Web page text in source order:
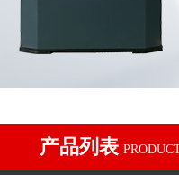
产品列表